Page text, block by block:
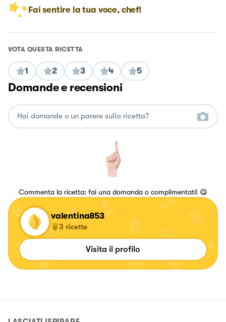
Fai sentire la tua voce, chef!
VOTA QUESTA RICETTA
1 2 3 4 5
Domande e recensioni
Commenta la ricetta: fai una domanda o complimentati! 😋
valentina853
3 ricette
Visita il profilo